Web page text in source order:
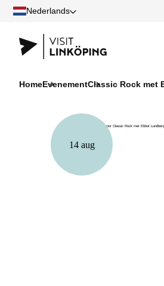
Nederlands
HomeEvenementClassic Rock met
14 aug